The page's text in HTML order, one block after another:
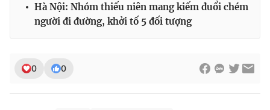
thông tin từ website này.
Hà Nội: Nhóm thiếu niên mang kiếm đuổi chém
người đi đường, khởi tố 5 đối tượng
0 0